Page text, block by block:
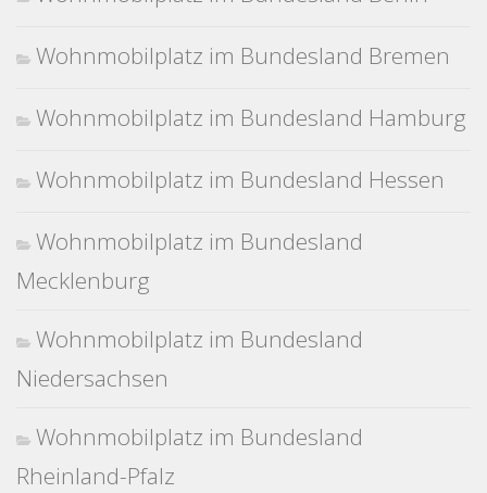
Wohnmobilplatz im Bundesland Bremen
Wohnmobilplatz im Bundesland Hamburg
Wohnmobilplatz im Bundesland Hessen
Wohnmobilplatz im Bundesland
Mecklenburg
Wohnmobilplatz im Bundesland
Niedersachsen
Wohnmobilplatz im Bundesland
Rheinland-Pfalz